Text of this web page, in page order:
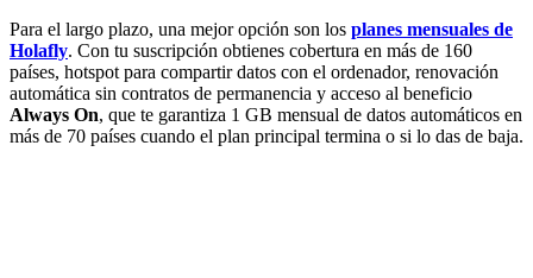
Para el largo plazo, una mejor opción son los planes mensuales de
Holafly. Con tu suscripción obtienes cobertura en más de 160
países, hotspot para compartir datos con el ordenador, renovación
automática sin contratos de permanencia y acceso al beneficio
Always On, que te garantiza 1 GB mensual de datos automáticos en
más de 70 países cuando el plan principal termina o si lo das de baja.